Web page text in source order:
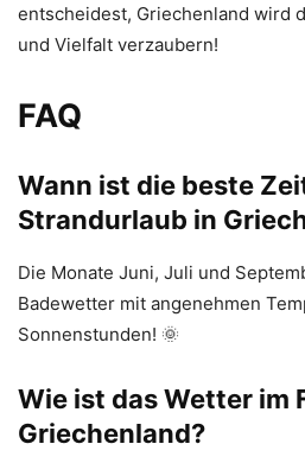
entscheidest, Griechenland wird
und Vielfalt verzaubern!
FAQ
Wann ist die beste
Strandurlaub in
Die Monate Juni, Juli und
Badewetter mit angenehmen
Sonnenstunden! 🌞
Wie ist das Wetter im
Griechenland?